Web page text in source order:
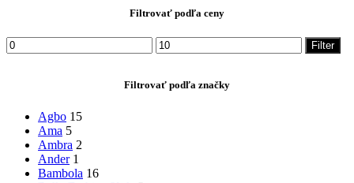
Filtrovať podľa ceny
Minimálna
cena
Maximálna
cena
Filter
Filtrovať podľa značky
Agbo 15
Ama 5
Ambra 2
Ander 1
Bambola 16